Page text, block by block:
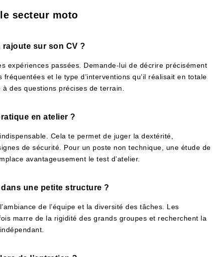
secteur moto
sur son CV ?
expériences passées. Demande-lui de décrire précisément
et le type d’interventions qu’il réalisait en totale
des questions précises de terrain.
en atelier ?
Cela te permet de juger la dextérité,
de sécurité. Pour un poste non technique, une étude de
avantageusement le test d’atelier.
une petite structure ?
de l’équipe et la diversité des tâches. Les
marre de la rigidité des grands groupes et recherchent la